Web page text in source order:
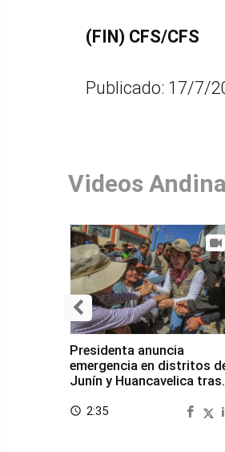
(FIN) CFS/CFS
Publicado: 17/7/
Videos Andina
Presidenta anuncia
emergencia en distritos
Junín y Huancavelica tras
access_time 2:35